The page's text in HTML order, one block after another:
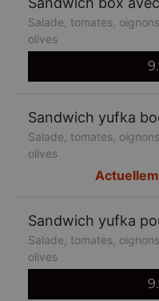
Salade, tomates,
olives
Sandwich yufka
Salade, tomates,
olives
Sandwich yufka
Salade, tomates,
olives